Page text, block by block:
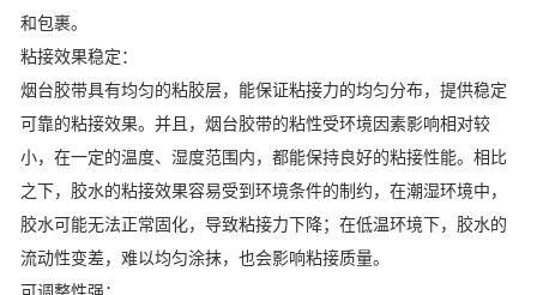
和包裹。
粘接效果稳定：
烟台胶带具有均匀的粘胶层，能保证粘接力的均匀分布，提供稳定
可靠的粘接效果。并且，烟台胶带的粘性受环境因素影响相对较
小，在一定的温度、湿度范围内，都能保持良好的粘接性能。相比
之下，胶水的粘接效果容易受到环境条件的制约，在潮湿环境中，
胶水可能无法正常固化，导致粘接力下降；在低温环境下，胶水的
流动性变差，难以均匀涂抹，也会影响粘接质量。